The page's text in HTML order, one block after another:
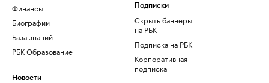
Финансы
Биографии
База знаний
РБК Образование
Новости
Подписки
Скрыть баннеры
на РБК
Подписка на РБК
Корпоративная
подписка